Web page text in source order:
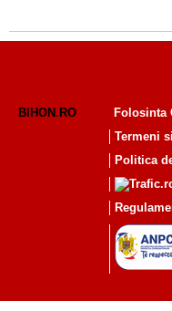
BIHON.RO
Folosinta
Termeni
Politica